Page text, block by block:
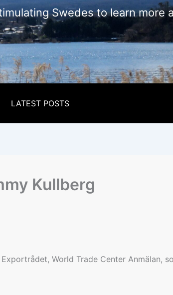
Swedes to learn more
LATEST POSTS
Kullberg
World Trade Center Anmälan,